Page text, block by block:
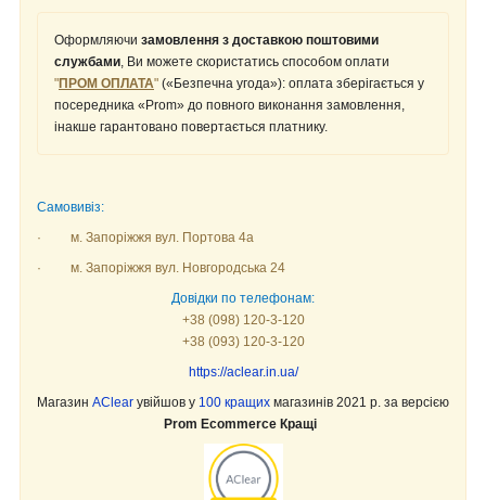
Оформляючи замовлення з доставкою поштовими
службами, Ви можете скористатись способом оплати
"ПРОМ ОПЛАТА" («Безпечна угода»): оплата зберігається у
посередника «Prom» до повного виконання замовлення,
інакше гарантовано повертається платнику.
Самовивіз:
·
м. Запоріжжя вул. Портова 4а
·
м. Запоріжжя вул. Новгородська 24
Довідки по телефонам:
+38 (098) 120-3-120
+38 (093) 120-3-120
https://aclear.in.ua/
Магазин AClear увійшов у 100 кращих магазинів 2021 р. за версією
Prom Ecommerce Кращі